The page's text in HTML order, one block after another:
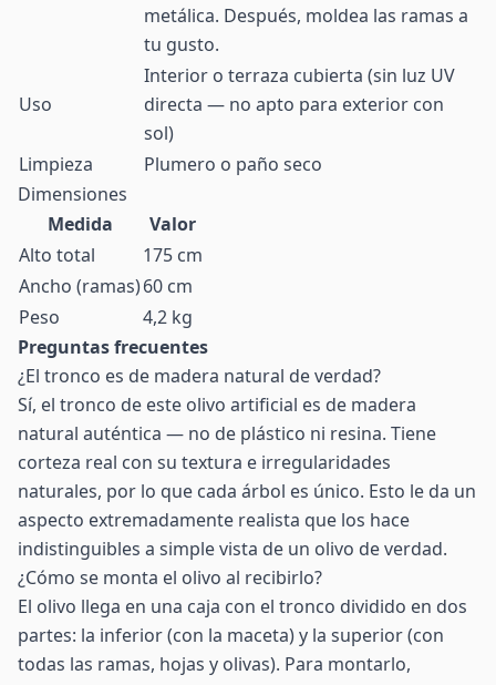
metálica. Después, moldea las ramas a
tu gusto.
Uso
Interior o terraza cubierta (sin luz UV
directa — no apto para exterior con
sol)
Limpieza
Plumero o paño seco
Dimensiones
Medida
Valor
Alto total
175 cm
Ancho (ramas)60 cm
Peso
4,2 kg
Preguntas frecuentes
¿El tronco es de madera natural de verdad?
Sí, el tronco de este olivo artificial es de madera
natural auténtica — no de plástico ni resina. Tiene
corteza real con su textura e irregularidades
naturales, por lo que cada árbol es único. Esto le da un
aspecto extremadamente realista que los hace
indistinguibles a simple vista de un olivo de verdad.
¿Cómo se monta el olivo al recibirlo?
El olivo llega en una caja con el tronco dividido en dos
partes: la inferior (con la maceta) y la superior (con
todas las ramas, hojas y olivas). Para montarlo,